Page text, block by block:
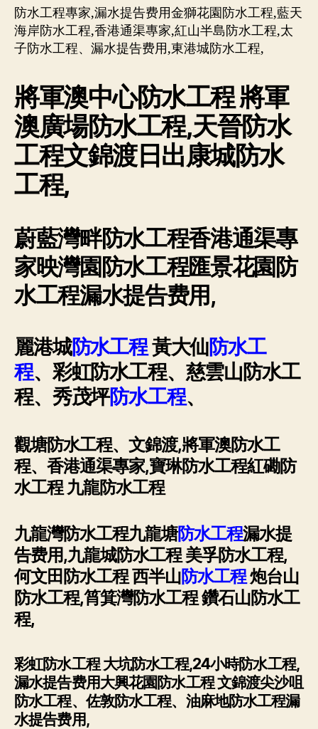
防
水
文
錦
通
渠-
通
渠
神
器-
喉
防水工程專家,漏水提告费用金獅花園防水工程,藍天
海岸防水工程,香港通渠專家,紅山半島防水工程,太
子防水工程、漏水提告费用,東港城防水工程,
將軍澳中心防水工程 將軍
澳廣場防水工程,天晉防水
工程文錦渡日出康城防水
工程,
蔚藍灣畔防水工程香港通渠專
家映灣園防水工程匯景花園防
水工程漏水提告费用,
麗港城防水工程黃大仙防水工
程、彩虹防水工程、慈雲山防水工
程、秀茂坪防水工程、
觀塘防水工程、文錦渡,將軍澳防水工
程、香港通渠專家,寶琳防水工程紅磡防
水工程 九龍防水工程
九龍灣防水工程九龍塘防水工程漏水提
告费用,九龍城防水工程 美孚防水工程,
何文田防水工程 西半山防水工程炮台山
防水工程,筲箕灣防水工程 鑽石山防水工
程,
彩虹防水工程 大坑防水工程,24小時防水工程,
漏水提告费用大興花園防水工程 文錦渡尖沙咀
防水工程、佐敦防水工程、油麻地防水工程漏
水提告费用,